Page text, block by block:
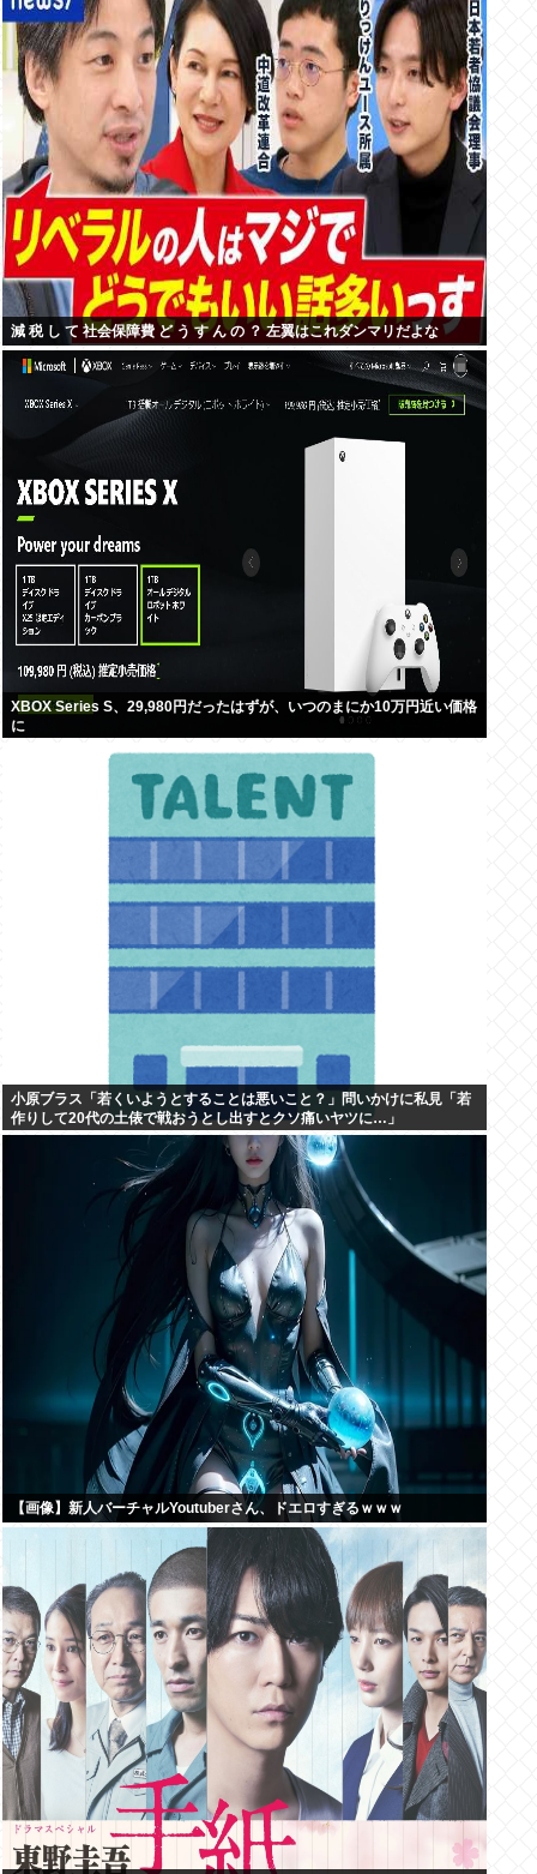
減 税 し て 社会保障費 ど う す ん の ？ 左翼はこれダンマリだよな
XBOX Series S、29,980円だったはずが、いつのまにか10万円近い価格
に
小原ブラス「若くいようとすることは悪いこと？」問いかけに私見「若
作りして20代の土俵で戦おうとし出すとクソ痛いヤツに…」
【画像】新人バーチャルYoutuberさん、ドエロすぎるｗｗｗ